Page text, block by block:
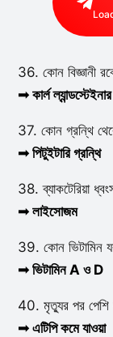
36. কোন বিজ্ঞানী
➟ কার্ল ল্যান্ডস্টেইনার
37. কোন গ্রন্থি
➟ পিটুইটারি গ্রন্থি
38. ব্যাকটেরিয়া
➟ লাইসোজম
39. কোন ভিটামিন
➟ ভিটামিন A ও D
40. মৃত্যুর পর পেশি
➟ এটিপি কমে যাওয়া